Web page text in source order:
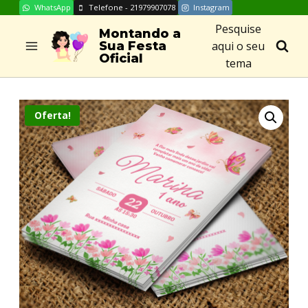
Skip
content
WhatsApp Telefone - 21979907078 Instagram
Montando a
Sua Festa
Oficial
Pesquise
aqui o seu
tema
Oferta!